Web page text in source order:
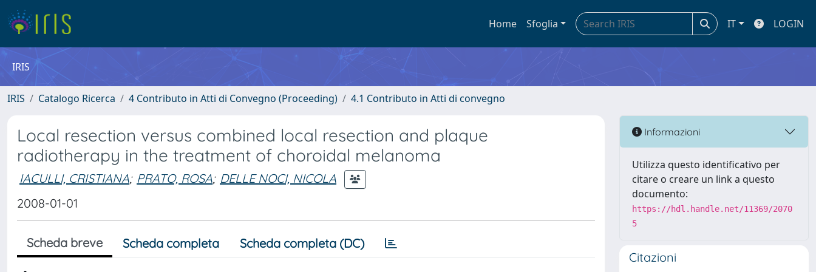
Home Sfoglia IT LOGIN
IRIS
IRIS Catalogo Ricerca 4 Contributo in Atti di Convegno (Proceeding) 4.1 Contributo in Atti di convegno
Local resection versus combined local resection and plaque
radiotherapy in the treatment of choroidal melanoma
IACULLI, CRISTIANA; PRATO, ROSA; DELLE NOCI, NICOLA
2008-01-01
Scheda breve Scheda completa Scheda completa (DC)
Informazioni
Utilizza questo identificativo per
citare o creare un link a questo
documento:
https://hdl.handle.net/11369/2070
5
Citazioni